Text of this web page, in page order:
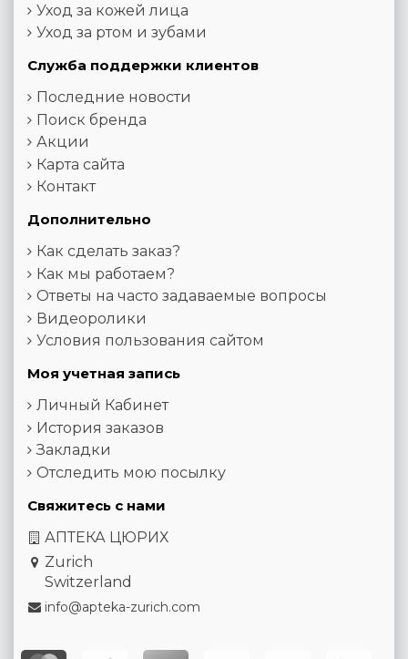
Уход за кожей лица
Уход за ртом и зубами
Служба поддержки клиентов
Последние новости
Поиск бренда
Акции
Карта сайта
Контакт
Дополнительно
Как сделать заказ?
Как мы работаем?
Ответы на часто задаваемые вопросы
Видеоролики
Условия пользования сайтом
Моя учетная запись
Личный Кабинет
История заказов
Закладки
Отследить мою посылку
Свяжитесь с нами
АПТЕКА ЦЮРИХ
Zurich
Switzerland
info@apteka-zurich.com